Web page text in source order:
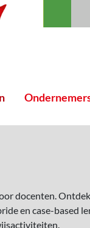
docenten.
en case-based